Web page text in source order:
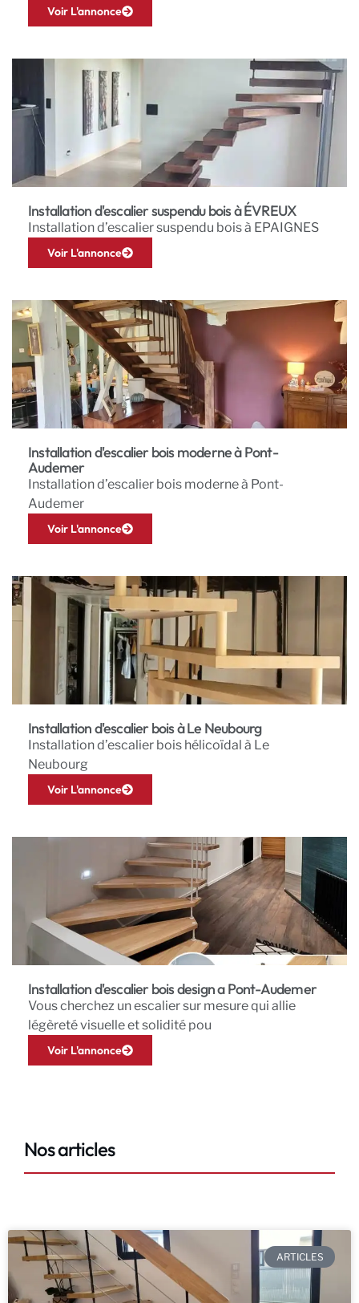
Voir L'annonce
Installation d'escalier suspendu bois à ÉVREUX
Installation d’escalier suspendu bois à EPAIGNES
Voir L'annonce
Installation d'escalier bois moderne à Pont-
Audemer
Installation d’escalier bois moderne à Pont-
Audemer
Voir L'annonce
Installation d'escalier bois à Le Neubourg
Installation d’escalier bois hélicoïdal à Le
Neubourg
Voir L'annonce
Installation d'escalier bois design a Pont-Audemer
Vous cherchez un escalier sur mesure qui allie
légèreté visuelle et solidité pou
Voir L'annonce
Nos articles
ARTICLES